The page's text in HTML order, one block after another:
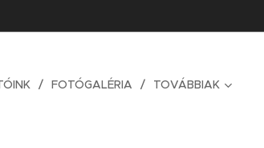
FOTÓGALÉRIA TOVÁBBIAK